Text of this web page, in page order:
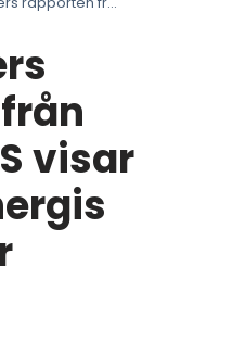
visar